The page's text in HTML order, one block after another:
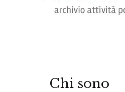
Chi sono